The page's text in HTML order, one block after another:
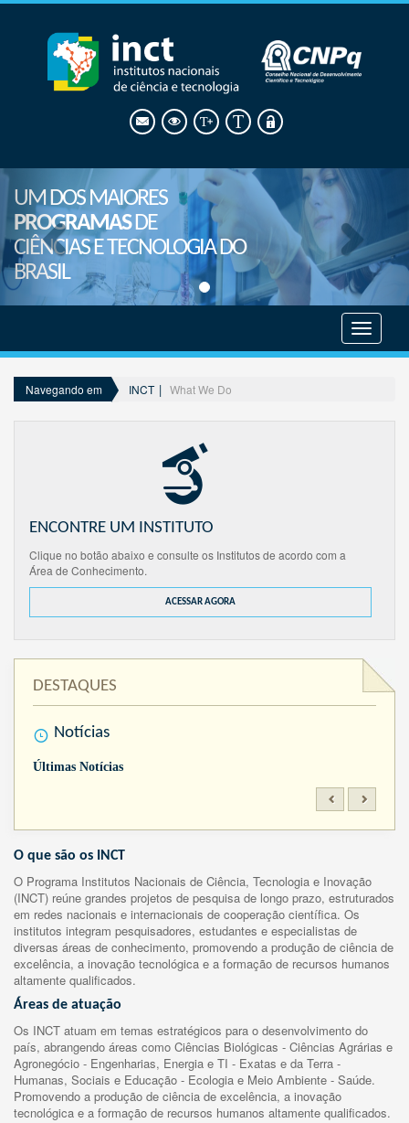
UM DOS MAIORES
PROGRAMASDE
CIÊNCIAS E TECNOLOGIA DO
BRASIL
menu
Navegando em INCT What We Do
ENCONTRE UM INSTITUTO
Clique no botão abaixo e consulte os Institutos de acordo com a
Área de Conhecimento.
ACESSAR AGORA
DESTAQUES
Notícias
Últimas Notícias
O que são os INCT
O Programa Institutos Nacionais de Ciência, Tecnologia e Inovação
(INCT) reúne grandes projetos de pesquisa de longo prazo, estruturados
em redes nacionais e internacionais de cooperação científica. Os
institutos integram pesquisadores, estudantes e especialistas de
diversas áreas de conhecimento, promovendo a produção de ciência de
excelência, a inovação tecnológica e a formação de recursos humanos
altamente qualificados.
Áreas de atuação
Os INCT atuam em temas estratégicos para o desenvolvimento do
país, abrangendo áreas como Ciências Biológicas - Ciências Agrárias e
Agronegócio - Engenharias, Energia e TI - Exatas e da Terra -
Humanas, Sociais e Educação - Ecologia e Meio Ambiente - Saúde.
Promovendo a produção de ciência de excelência, a inovação
tecnológica e a formação de recursos humanos altamente qualificados.